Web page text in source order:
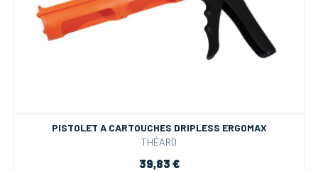
PISTOLET A CARTOUCHES DRIPLESS ERGOMAX
THÉARD
39,83 €